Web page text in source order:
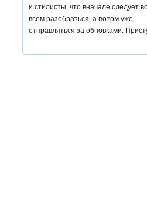
и стилисты, что вначале следует
всем разобраться, а потом уже
отправляться за обновками.